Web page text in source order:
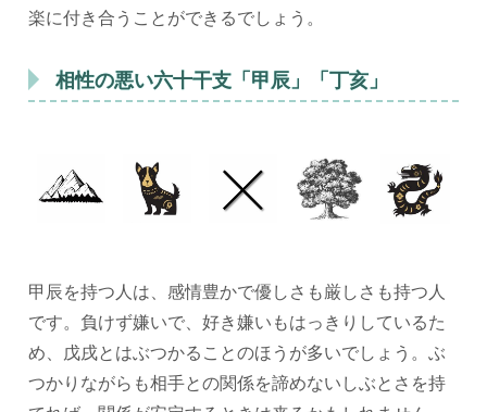
楽に付き合うことができるでしょう。
相性の悪い六十干支「甲辰」「丁亥」
甲辰を持つ人は、感情豊かで優しさも厳しさも持つ人
です。負けず嫌いで、好き嫌いもはっきりしているた
め、戊戌とはぶつかることのほうが多いでしょう。ぶ
つかりながらも相手との関係を諦めないしぶとさを持